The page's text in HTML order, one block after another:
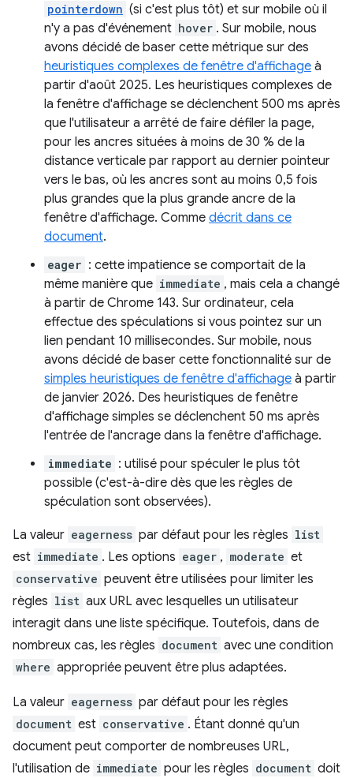
pointerdown (si c'est plus tôt) et sur mobile où il
n'y a pas d'événement hover . Sur mobile, nous
avons décidé de baser cette métrique sur des
heuristiques complexes de fenêtre d'affichage à
partir d'août 2025. Les heuristiques complexes de
la fenêtre d'affichage se déclenchent 500 ms après
que l'utilisateur a arrêté de faire défiler la page,
pour les ancres situées à moins de 30 % de la
distance verticale par rapport au dernier pointeur
vers le bas, où les ancres sont au moins 0,5 fois
plus grandes que la plus grande ancre de la
fenêtre d'affichage. Comme décrit dans ce
document.
eager : cette impatience se comportait de la
même manière que immediate , mais cela a changé
à partir de Chrome 143. Sur ordinateur, cela
effectue des spéculations si vous pointez sur un
lien pendant 10 millisecondes. Sur mobile, nous
avons décidé de baser cette fonctionnalité sur de
simples heuristiques de fenêtre d'affichage à partir
de janvier 2026. Des heuristiques de fenêtre
d'affichage simples se déclenchent 50 ms après
l'entrée de l'ancrage dans la fenêtre d'affichage.
immediate : utilisé pour spéculer le plus tôt
possible (c'est-à-dire dès que les règles de
spéculation sont observées).
La valeur eagerness par défaut pour les règles list
est immediate . Les options eager , moderate et
conservative peuvent être utilisées pour limiter les
règles list aux URL avec lesquelles un utilisateur
interagit dans une liste spécifique. Toutefois, dans de
nombreux cas, les règles document avec une condition
where appropriée peuvent être plus adaptées.
La valeur eagerness par défaut pour les règles
document est conservative . Étant donné qu'un
document peut comporter de nombreuses URL,
l'utilisation de immediate pour les règles document doit